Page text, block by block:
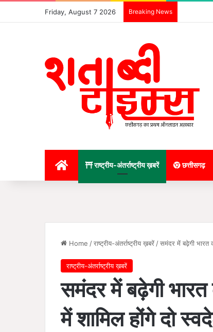
Friday, August 7 2026 Breaking News
राष्ट्रीय-अंतर्राष्ट्रीय ख़बरें छत्तीसगढ़
Home /राष्ट्रीय-अंतर्राष्ट्रीय ख़बरें /समंदर में बढ़ेगी भारत
राष्ट्रीय-अंतर्राष्ट्रीय ख़बरें
समंदर में बढ़ेगी
में शामिल होंगे दो